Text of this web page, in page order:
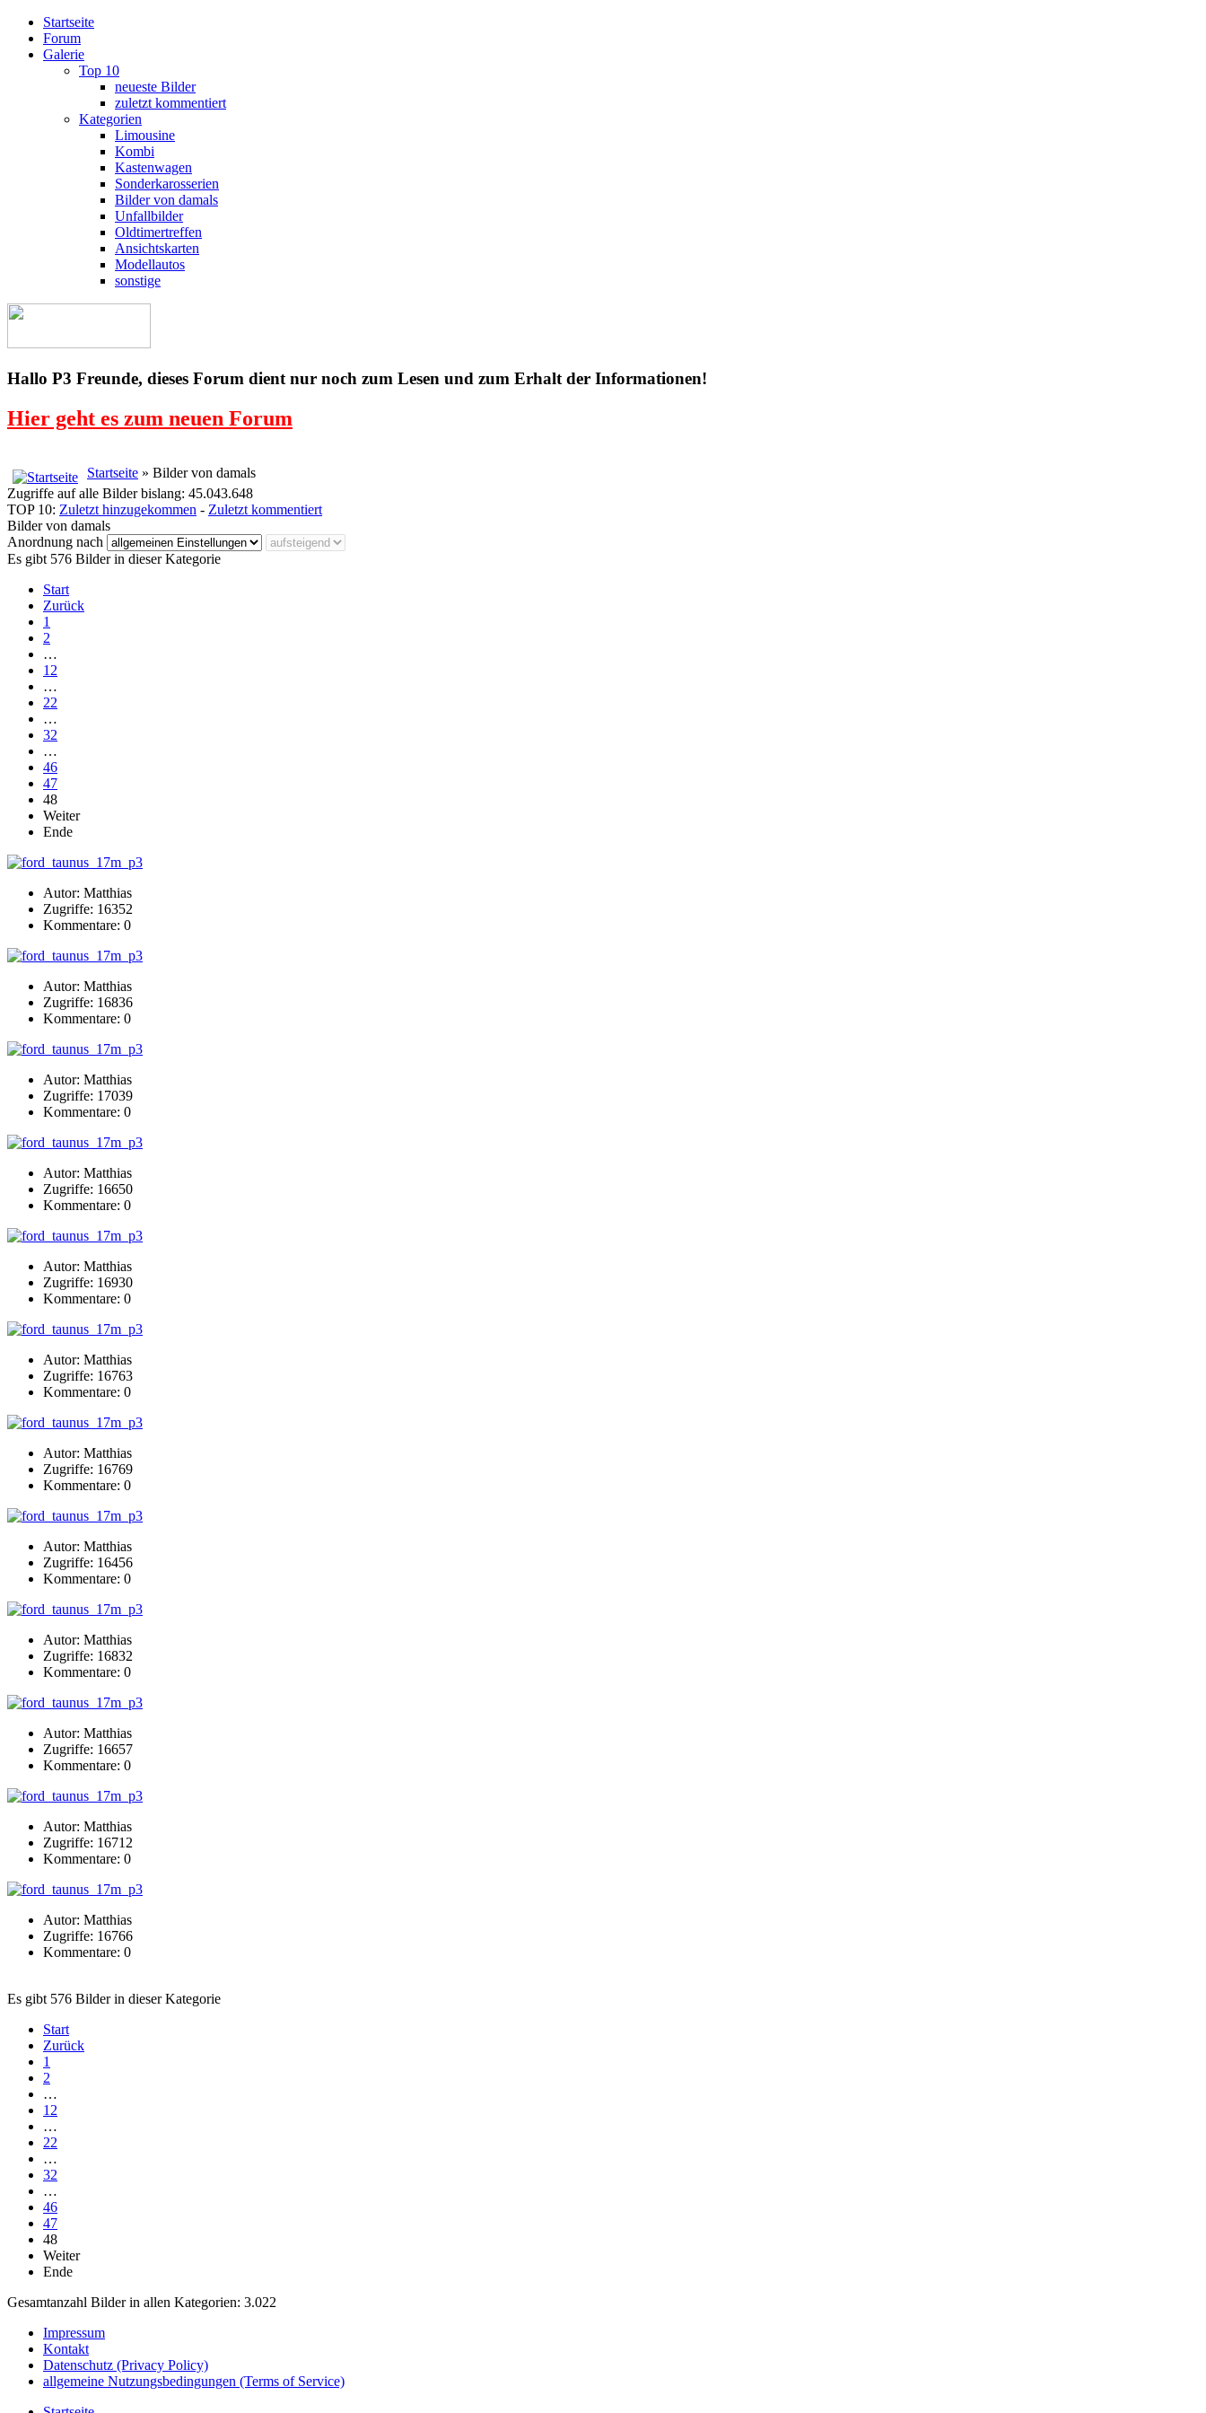
Startseite
Forum
Galerie
Top 10
neueste Bilder
zuletzt kommentiert
Kategorien
Limousine
Kombi
Kastenwagen
Sonderkarosserien
Bilder von damals
Unfallbilder
Oldtimertreffen
Ansichtskarten
Modellautos
sonstige
Hallo P3 Freunde, dieses Forum dient nur noch zum Lesen und zum Erhalt der Informationen!
Hier geht es zum neuen Forum
Startseite » Bilder von damals
Zugriffe auf alle Bilder bislang: 45.043.648
TOP 10: Zuletzt hinzugekommen - Zuletzt kommentiert
Bilder von damals
Anordnung nach
Es gibt 576 Bilder in dieser Kategorie
Start
Zurück
1
2
…
12
…
22
…
32
…
46
47
48
Weiter
Ende
Autor: Matthias
Zugriffe: 16352
Kommentare: 0
Autor: Matthias
Zugriffe: 16836
Kommentare: 0
Autor: Matthias
Zugriffe: 17039
Kommentare: 0
Autor: Matthias
Zugriffe: 16650
Kommentare: 0
Autor: Matthias
Zugriffe: 16930
Kommentare: 0
Autor: Matthias
Zugriffe: 16763
Kommentare: 0
Autor: Matthias
Zugriffe: 16769
Kommentare: 0
Autor: Matthias
Zugriffe: 16456
Kommentare: 0
Autor: Matthias
Zugriffe: 16832
Kommentare: 0
Autor: Matthias
Zugriffe: 16657
Kommentare: 0
Autor: Matthias
Zugriffe: 16712
Kommentare: 0
Autor: Matthias
Zugriffe: 16766
Kommentare: 0
Es gibt 576 Bilder in dieser Kategorie
Start
Zurück
1
2
…
12
…
22
…
32
…
46
47
48
Weiter
Ende
Gesamtanzahl Bilder in allen Kategorien: 3.022
Impressum
Kontakt
Datenschutz (Privacy Policy)
allgemeine Nutzungsbedingungen (Terms of Service)